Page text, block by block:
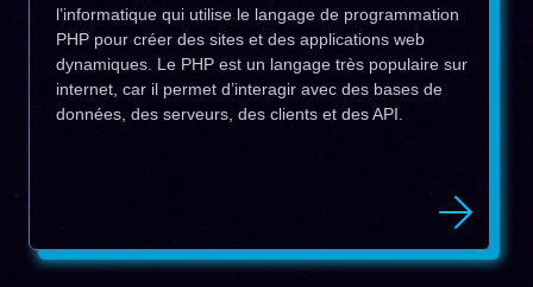
l’informatique qui utilise le langage de programmation
PHP pour créer des sites et des applications web
dynamiques. Le PHP est un langage très populaire sur
internet, car il permet d’interagir avec des bases de
données, des serveurs, des clients et des API.